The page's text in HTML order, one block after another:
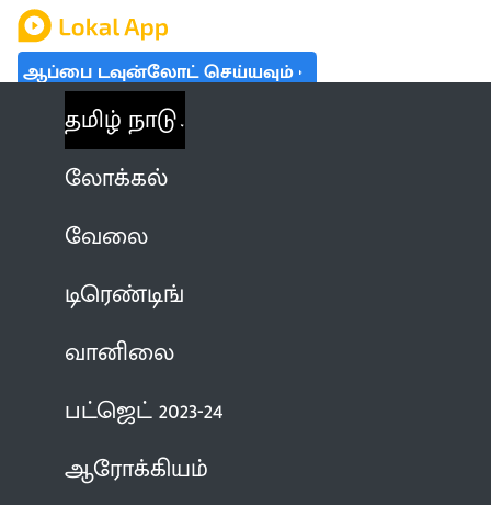
ஆப்பை டவுன்லோட் செய்யவும்
தமிழ் நாடு
லோக்கல்
வேலை
டிரெண்டிங்
வானிலை
பட்ஜெட் 2023-24
ஆரோக்கியம்